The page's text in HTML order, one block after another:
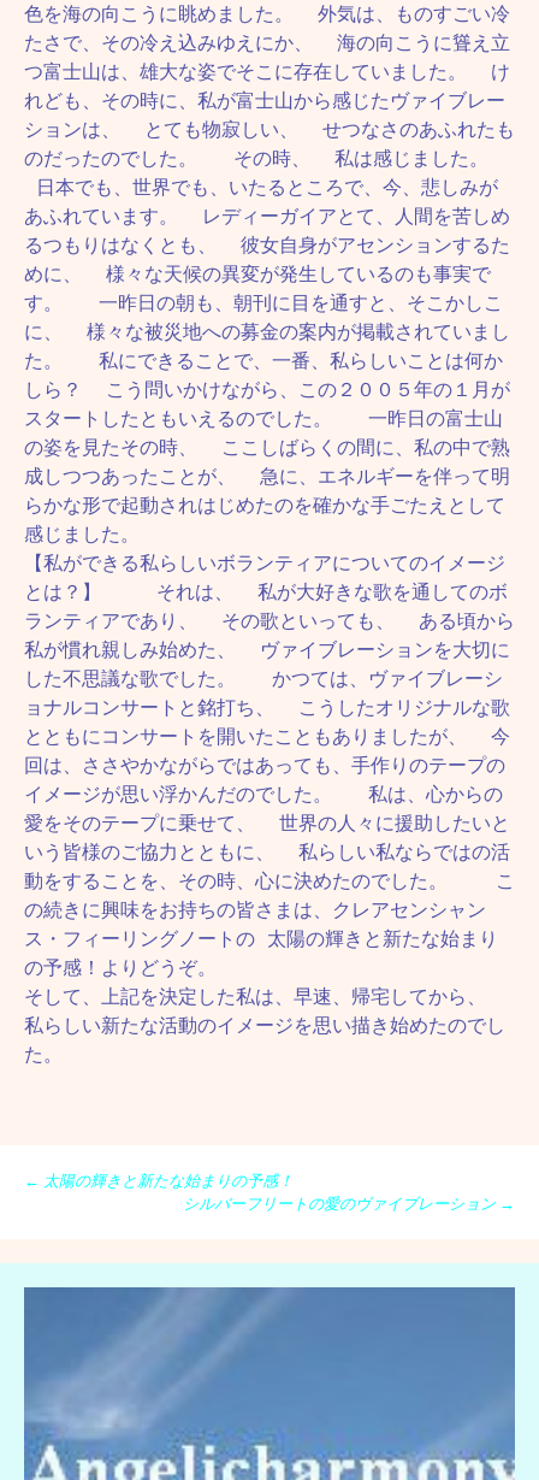
色を海の向こうに眺めました。 外気は、ものすごい冷
たさで、その冷え込みゆえにか、 海の向こうに聳え立
つ富士山は、雄大な姿でそこに存在していました。 け
れども、その時に、私が富士山から感じたヴァイブレー
ションは、 とても物寂しい、 せつなさのあふれたも
のだったのでした。 その時、 私は感じました。
日本でも、世界でも、いたるところで、今、悲しみが
あふれています。 レディーガイアとて、人間を苦しめ
るつもりはなくとも、 彼女自身がアセンションするた
めに、 様々な天候の異変が発生しているのも事実で
す。 一昨日の朝も、朝刊に目を通すと、そこかしこ
に、 様々な被災地への募金の案内が掲載されていまし
た。 私にできることで、一番、私らしいことは何か
しら？ こう問いかけながら、この２００５年の１月が
スタートしたともいえるのでした。 一昨日の富士山
の姿を見たその時、 ここしばらくの間に、私の中で熟
成しつつあったことが、 急に、エネルギーを伴って明
らかな形で起動されはじめたのを確かな手ごたえとして
感じました。
【私ができる私らしいボランティアについてのイメージ
とは？】 それは、 私が大好きな歌を通してのボ
ランティアであり、 その歌といっても、 ある頃から
私が慣れ親しみ始めた、 ヴァイブレーションを大切に
した不思議な歌でした。 かつては、ヴァイブレーシ
ョナルコンサートと銘打ち、 こうしたオリジナルな歌
とともにコンサートを開いたこともありましたが、 今
回は、ささやかながらではあっても、手作りのテープの
イメージが思い浮かんだのでした。 私は、心からの
愛をそのテープに乗せて、 世界の人々に援助したいと
いう皆様のご協力とともに、 私らしい私ならではの活
動をすることを、その時、心に決めたのでした。 こ
の続きに興味をお持ちの皆さまは、クレアセンシャン
ス・フィーリングノートの 太陽の輝きと新たな始まり
の予感！よりどうぞ。
そして、上記を決定した私は、早速、帰宅してから、
私らしい新たな活動のイメージを思い描き始めたのでし
た。
ビ
← 太陽の輝きと新たな始まりの予感！
シルバーフリートの愛のヴァイブレーション →